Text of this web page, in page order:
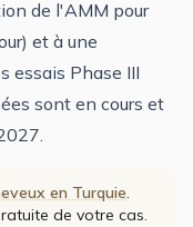
de l'AMM pour
et à une
essais Phase III
sont en cours et
en Turquie.
de votre cas.